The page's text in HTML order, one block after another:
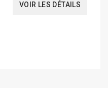
VOIR LES DÉTAILS